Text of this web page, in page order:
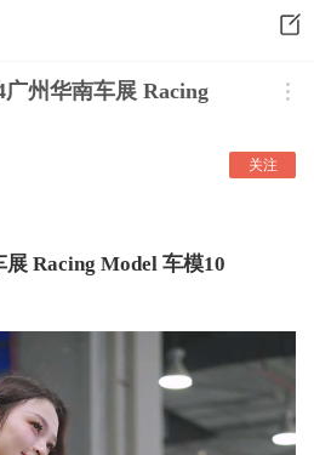
州华南车展 Racing
关注
Racing Model 车模10